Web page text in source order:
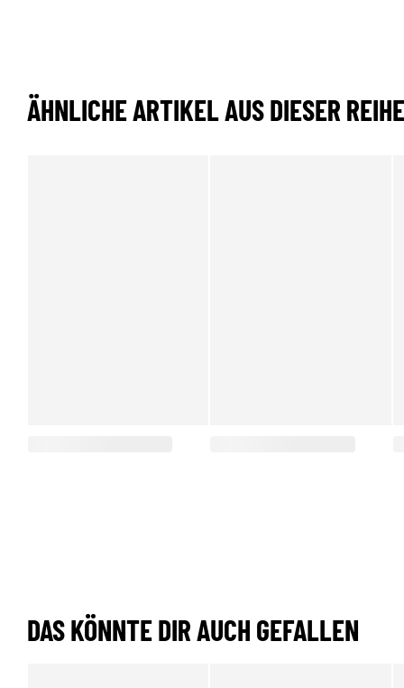
ÄHNLICHE ARTIKEL AUS DIESER REIHE
DAS KÖNNTE DIR AUCH GEFALLEN